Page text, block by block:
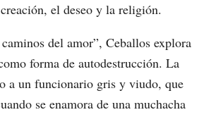
el deseo y la religión.
del amor”, Ceballos explora
forma de autodestrucción. La
a un funcionario gris y viudo, que
se enamora de una muchacha